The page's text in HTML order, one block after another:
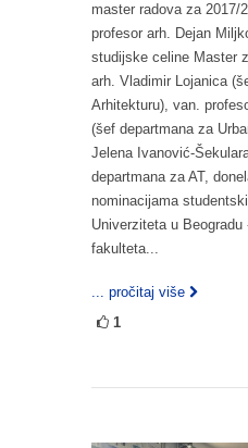
master radova za 2017/
profesor arh. Dejan
studijske celine Master
arh. Vladimir Lojanica
Arhitekturu), van.
(šef departmana za
Jelena Ivanović-
departmana za AT,
nominacijama
Univerziteta u
fakulteta...
... pročitaj više
1